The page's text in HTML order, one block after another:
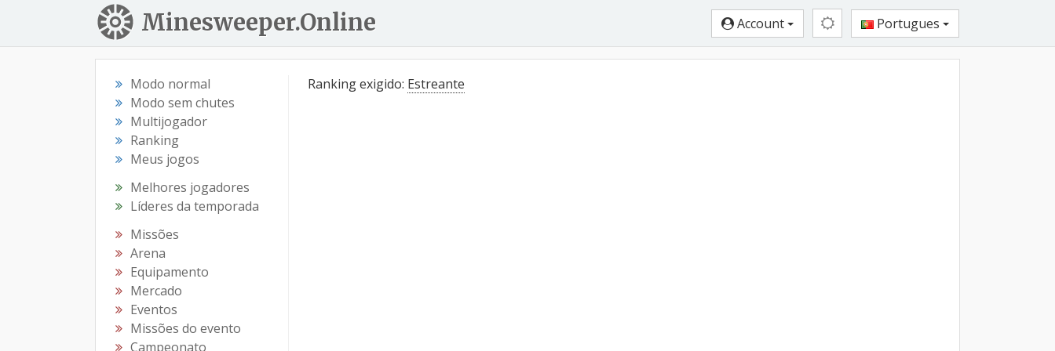
Minesweeper.Online Account Portugues
Modo normal
Modo sem chutes
Multijogador
Ranking
Meus jogos
Melhores jogadores
Líderes da temporada
Missões
Arena
Equipamento
Mercado
Eventos
Missões do evento
Campeonato
Ranking exigido: Estreante